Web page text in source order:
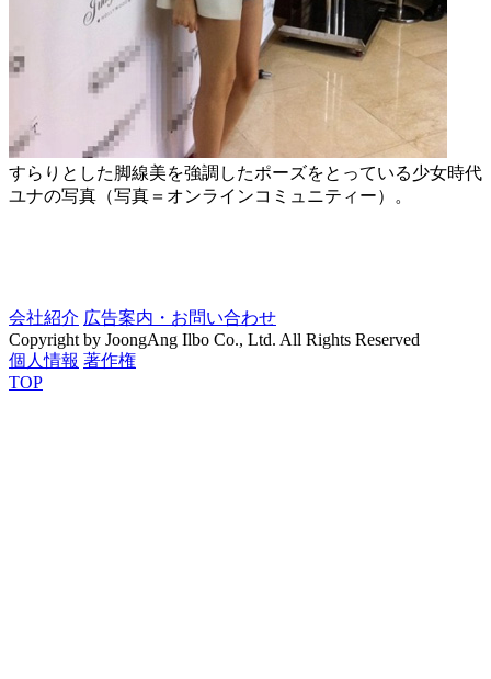
すらりとした脚線美を強調したポーズをとっている少女時代
ユナの写真（写真＝オンラインコミュニティー）。
会社紹介 広告案内・お問い合わせ
Copyright by JoongAng Ilbo Co., Ltd. All Rights Reserved
個人情報 著作権
TOP